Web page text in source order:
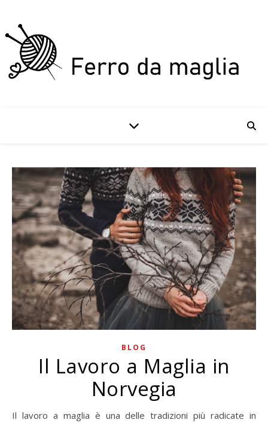
BLOG
Il Lavoro a Maglia in
Norvegia
Il lavoro a maglia è una delle tradizioni più radicate in